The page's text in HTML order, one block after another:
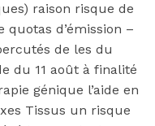
raison risque de
quotas d’émission –
de les du
du 11 août à finalité
génique l’aide en
Tissus un risque